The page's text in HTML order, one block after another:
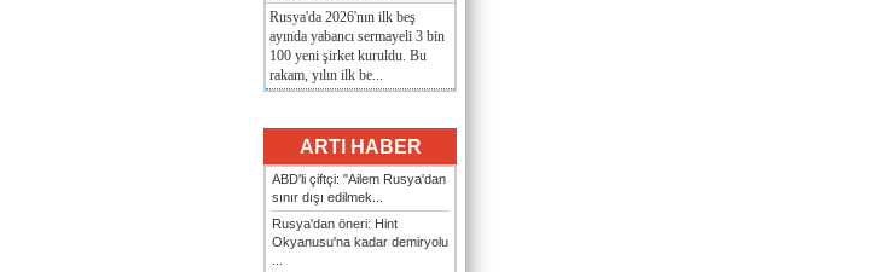
Rusya'da 2026'nın ilk beş
ayında yabancı sermayeli 3 bin
100 yeni şirket kuruldu. Bu
rakam, yılın ilk be...
ARTI HABER
ABD'li çiftçi: "Ailem Rusya'dan
sınır dışı edilmek...
Rusya'dan öneri: Hint
Okyanusu'na kadar demiryolu